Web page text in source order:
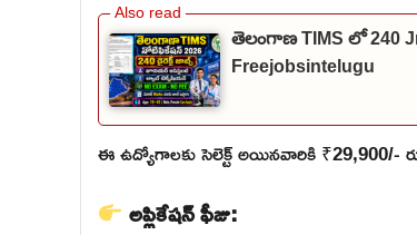
తెలంగాణ TIMS లో 240
Freejobsintelugu
ఈ ఉద్యోగాలకు సెలెక్ట్ అయినవారికి ₹29,900/-
అప్లికేషన్ ఫీజు: